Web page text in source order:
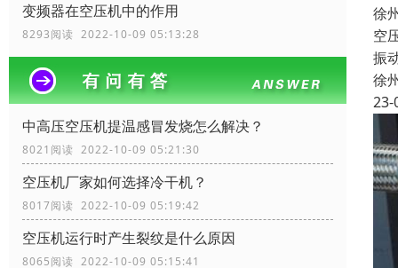
变频器在空压机中的作用
8293阅读 2022-10-09 05:13:28
中高压空压机提温感冒发烧怎么解决？
8021阅读 2022-10-09 05:21:30
空压机厂家如何选择冷干机？
8017阅读 2022-10-09 05:19:42
空压机运行时产生裂纹是什么原因
8065阅读 2022-10-09 05:15:41
徐
空
振
徐
23-